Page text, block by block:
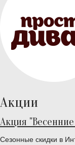
Акции
Акция
Сезонные скидки в